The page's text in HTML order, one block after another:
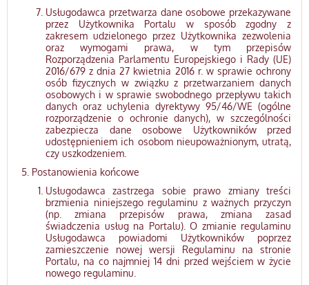
Usługodawca przetwarza dane osobowe przekazywane
przez Użytkownika Portalu w sposób zgodny z
zakresem udzielonego przez Użytkownika zezwolenia
oraz wymogami prawa, w tym przepisów
Rozporządzenia Parlamentu Europejskiego i Rady (UE)
2016/679 z dnia 27 kwietnia 2016 r. w sprawie ochrony
osób fizycznych w związku z przetwarzaniem danych
osobowych i w sprawie swobodnego przepływu takich
danych oraz uchylenia dyrektywy 95/46/WE (ogólne
rozporządzenie o ochronie danych), w szczególności
zabezpiecza dane osobowe Użytkowników przed
udostępnieniem ich osobom nieupoważnionym, utratą,
czy uszkodzeniem.
Postanowienia końcowe
Usługodawca zastrzega sobie prawo zmiany treści
brzmienia niniejszego regulaminu z ważnych przyczyn
(np. zmiana przepisów prawa, zmiana zasad
świadczenia usług na Portalu). O zmianie regulaminu
Usługodawca powiadomi Użytkowników poprzez
zamieszczenie nowej wersji Regulaminu na stronie
Portalu, na co najmniej 14 dni przed wejściem w życie
nowego regulaminu.